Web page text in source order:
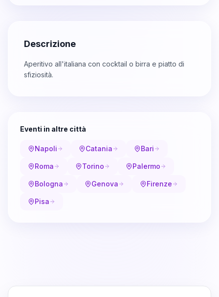
Descrizione
Aperitivo all'italiana con cocktail o birra e piatto di
sfiziosità.
Eventi in altre città
Napoli Catania Bari
Roma Torino Palermo
Bologna Genova Firenze
Pisa